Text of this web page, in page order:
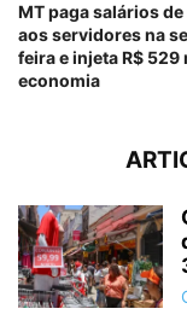
MT paga salários
aos servidores na
feira e injeta R$ 529
economia